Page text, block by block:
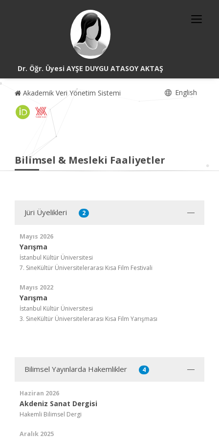
Dr. Öğr. Üyesi AYŞE DUYGU ATASOY AKTAŞ
Akademik Veri Yönetim Sistemi English
Bilimsel & Mesleki Faaliyetler
Jüri Üyelikleri 2
Mayıs 2026
Yarışma
İstanbul Kültür Üniversitesi
7. SineKültür Üniversitelerarası Kısa Film Festivali
Mayıs 2022
Yarışma
İstanbul Kültür Üniversitesi
3. SineKültür Üniversitelerarası Kısa Film Yarışması
Bilimsel Yayınlarda Hakemlikler 4
Haziran 2026
Akdeniz Sanat Dergisi
Hakemli Bilimsel Dergi
Aralık 2025